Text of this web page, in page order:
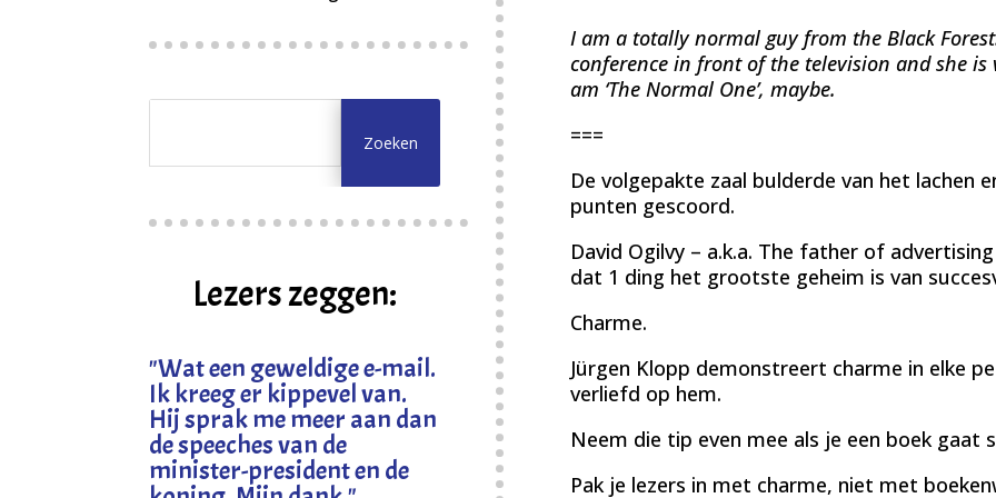
Lezers zeggen:
"Wat een geweldige e-mail.
Ik kreeg er kippevel van.
Hij sprak me meer aan dan
de speeches van de
minister-president en de
I am a totally normal guy from the Black
conference in front of the television and she
am ‘The Normal One’, maybe.
===
De volgepakte zaal bulderde van het lachen
punten gescoord.
David Ogilvy – a.k.a. The father of
dat 1 ding het grootste geheim is van
Charme.
Jürgen Klopp demonstreert charme in elke
verliefd op hem.
Neem die tip even mee als je een boek gaat
Pak je lezers in met charme, niet met